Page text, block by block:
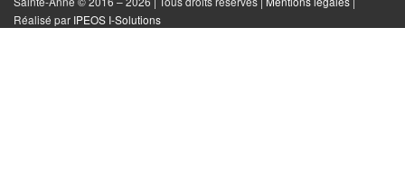
site
Réalisé par IPEOS I-Solutions
Réinitialiser